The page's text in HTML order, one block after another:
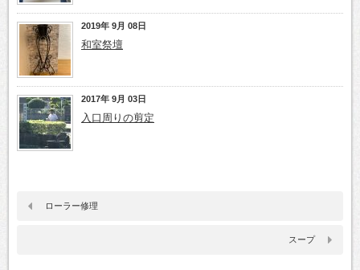
2019年 9月 08日
和室祭壇
2017年 9月 03日
入口周りの剪定
ローラー修理
スープ